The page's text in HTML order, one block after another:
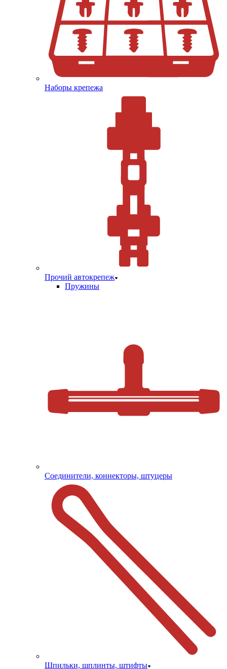
Наборы крепежа
Прочий автокрепеж
Пружины
Соединители, коннекторы, штуцеры
Шпильки, шплинты, штифты